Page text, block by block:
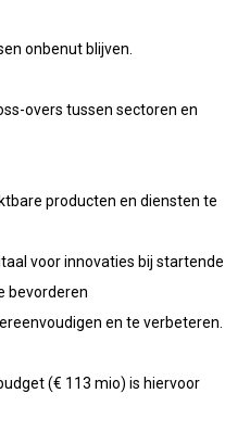
onbenut blijven.
overs tussen sectoren en
producten en diensten te
voor innovaties bij startende
bevorderen
en te verbeteren.
(€ 113 mio) is hiervoor